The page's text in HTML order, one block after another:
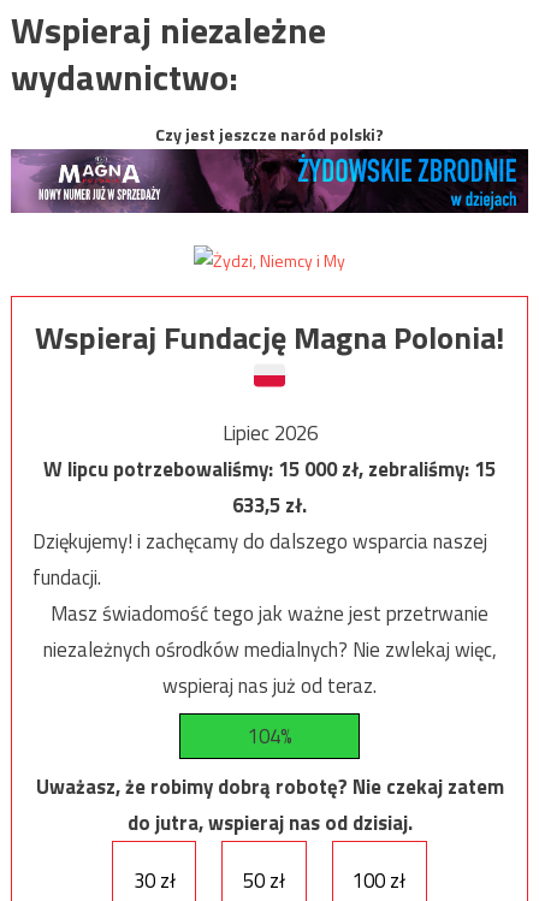
Wspieraj niezależne
wydawnictwo:
Czy jest jeszcze naród polski?
Wspieraj Fundację Magna Polonia!
Lipiec 2026
W lipcu potrzebowaliśmy:15 000zł, zebraliśmy:15
633,5zł.
Dziękujemy! i zachęcamy do dalszego wsparcia naszej
fundacji.
Masz świadomość tego jak ważne jest przetrwanie
niezależnych ośrodków medialnych? Nie zwlekaj więc,
wspieraj nas już od teraz.
104%
Uważasz, że robimy dobrą robotę? Nie czekaj zatem
do jutra, wspieraj nas od dzisiaj.
30 zł
50 zł 100 zł